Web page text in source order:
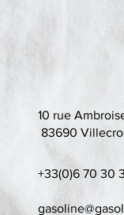
10 rue
83690
+33(0)6 70 30